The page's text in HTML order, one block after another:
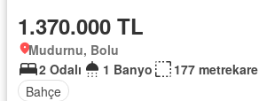
1.370.000 TL
Mudurnu, Bolu
2 Odalı
1 Banyo
177 metrekare
Bahçe